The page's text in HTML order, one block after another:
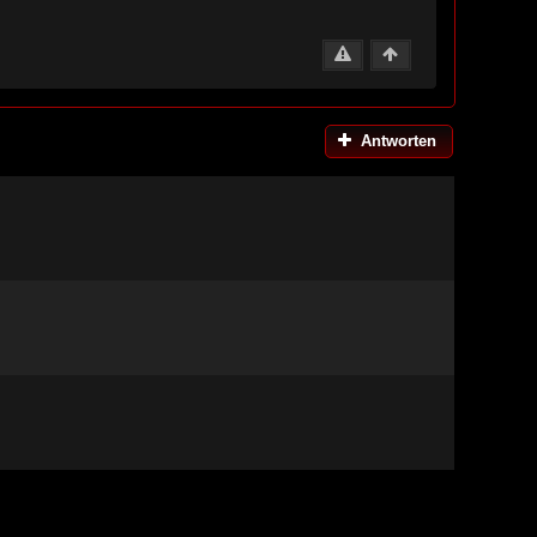
Antworten